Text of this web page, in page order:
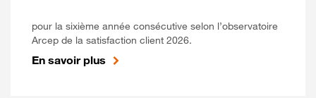
pour la sixième année consécutive selon l’observatoire
Arcep de la satisfaction client 2026.
En savoir plus